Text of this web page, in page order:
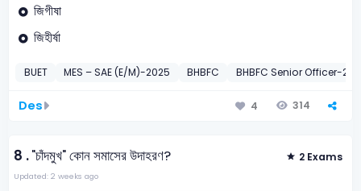
জিগীষা
জিহীর্ষা
BUET MES – SAE (E/M)-2025 BHBFC BHBFC Senior Officer-2011
Des 4 314
8 ."চাঁদমুখ" কোন সমাসের উদাহরণ? 2 Exams
Updated: 2 weeks ago